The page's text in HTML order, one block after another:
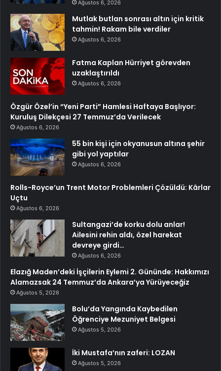
Ağustos 6, 2026
Mutlak butlan sonrası altın için kritik
tahmin! Rakam bile verdiler
Ağustos 6, 2026
Fatma Kaplan Hürriyet görevden
uzaklaştırıldı
Ağustos 6, 2026
Özgür Özel’in “Yeni Parti” Hamlesi Haftaya Başlıyor:
Kuruluş Dilekçesi 27 Temmuz’da Verilecek
Ağustos 6, 2026
55 bin kişi için okyanusun altına şehir
gibi yol yaptılar
Ağustos 6, 2026
Rolls-Royce’un Trent Motor Problemleri Çözüldü: Kârlar
Uçtu
Ağustos 6, 2026
Sultangazi’de korku dolu anlar!
Ailesini rehin aldı, özel harekat
devreye girdi…
Ağustos 6, 2026
Elazığ Maden’deki İşçilerin Eylemi 2. Gününde: Hakkımızı
Alamazsak 24 Temmuz’da Ankara’ya Yürüyeceğiz
Ağustos 5, 2026
Bolu’da Yangında Kaybedilen
Öğrenciye Mezuniyet Belgesi
Ağustos 5, 2026
İki Mustafa’nın zaferi: LOZAN
Ağustos 5, 2026